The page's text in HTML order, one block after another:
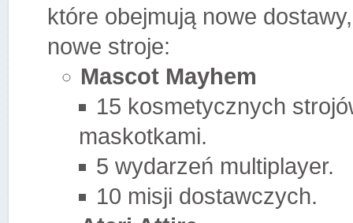
które obejmują nowe
nowe stroje:
Mascot Mayhem
15 kosmetycznych
maskotkami.
5 wydarzeń multiplayer.
10 misji dostawczych.